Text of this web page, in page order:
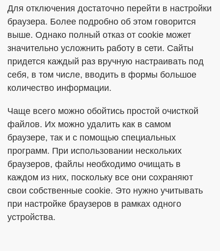
Для отключения достаточно перейти в настройки
браузера. Более подробно об этом говорится
выше. Однако полный отказ от cookie может
значительно усложнить работу в сети. Сайты
придется каждый раз вручную настраивать под
себя, в том числе, вводить в формы большое
количество информации.
Чаще всего можно обойтись простой очисткой
файлов. Их можно удалить как в самом
браузере, так и с помощью специальных
программ. При использовании нескольких
браузеров, файлы необходимо очищать в
каждом из них, поскольку все они сохраняют
свои собственные cookie. Это нужно учитывать
при настройке браузеров в рамках одного
устройства.